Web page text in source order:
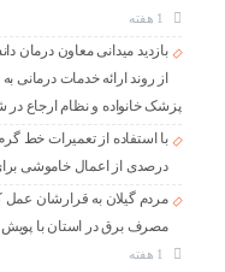
بازدید میدانی معاون درمان
از روند ارائه خدمات درمانی
پزشک خانواده و نظام ارجاع
درصدی از اعمال خاموشی
مردم گیلان به قرارشان عمل
مصرف برق در استان با پویش «۲۵درجه؛ قرار